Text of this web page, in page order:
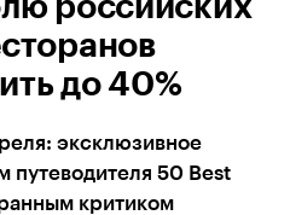
российских
до 40%
эксклюзивное
путеводителя 50 Best
критиком